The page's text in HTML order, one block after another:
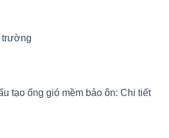
trường
tạo ống gió mềm bảo ôn: Chi tiết